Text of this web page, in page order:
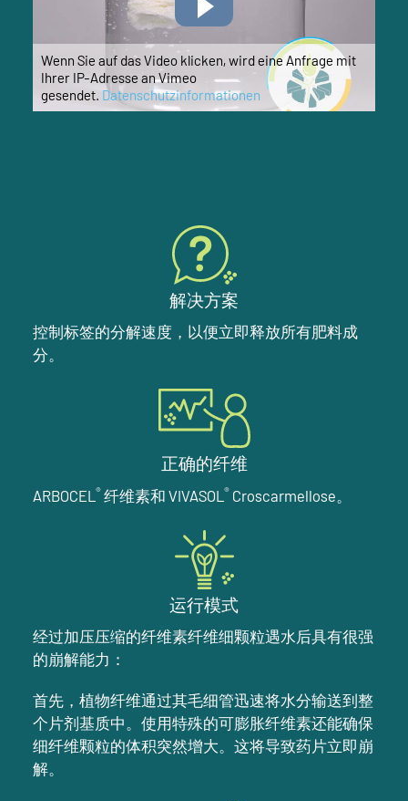
Wenn Sie auf das Video klicken, wird eine Anfrage mit
Ihrer IP-Adresse an Vimeo
gesendet. Datenschutzinformationen
解决方案
控制标签的分解速度，以便立即释放所有肥料成
分。
正确的纤维
ARBOCEL ® 纤维素和 VIVASOL ® Croscarmellose。
运行模式
经过加压压缩的纤维素纤维细颗粒遇水后具有很强
的崩解能力：
首先，植物纤维通过其毛细管迅速将水分输送到整
个片剂基质中。使用特殊的可膨胀纤维素还能确保
细纤维颗粒的体积突然增大。这将导致药片立即崩
解。